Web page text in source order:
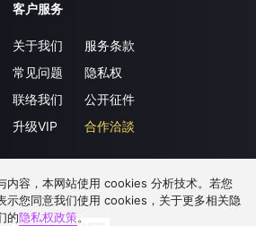
客户服务
关于我们
常见问题
联络我们
升级VIP
服务条款
隐私权
公开征件
合作洽談
内容，本网站使用 cookies 分析技术。若您
示您同意我们使用 cookies，关于更多相关隐
的隐私权政策。